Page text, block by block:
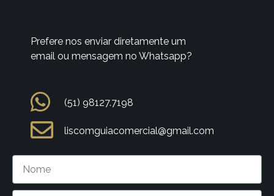
Prefere nos enviar diretamente um
email ou mensagem no Whatsapp?
(51) 98127.7198
liscomguiacomercial@gmail.com